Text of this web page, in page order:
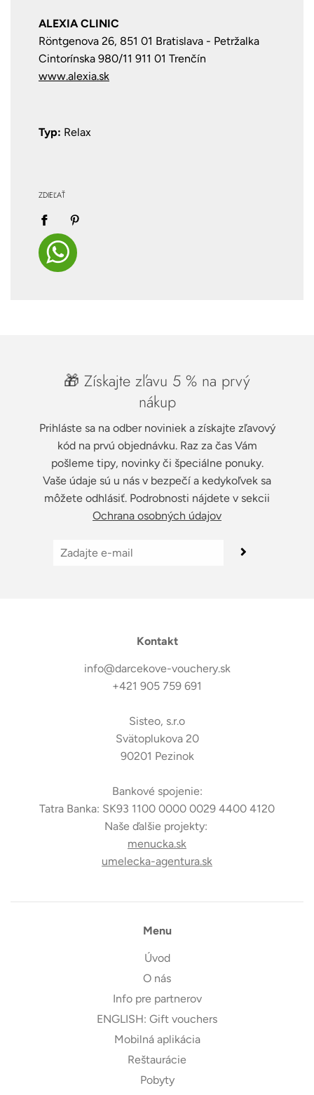
ALEXIA CLINIC
Röntgenova 26, 851 01 Bratislava - Petržalka
Cintorínska 980/11 911 01 Trenčín
www.alexia.sk
Typ: Relax
ZDIEĽAŤ
🎁 Získajte zľavu 5 % na prvý
nákup
Prihláste sa na odber noviniek a získajte zľavový
kód na prvú objednávku. Raz za čas Vám
pošleme tipy, novinky či špeciálne ponuky.
Vaše údaje sú u nás v bezpečí a kedykoľvek sa
môžete odhlásiť. Podrobnosti nájdete v sekcii
Ochrana osobných údajov
Kontakt
info@darcekove-vouchery.sk
+421 905 759 691
Sisteo, s.r.o
Svätoplukova 20
90201 Pezinok
Bankové spojenie:
Tatra Banka: SK93 1100 0000 0029 4400 4120
Naše ďalšie projekty:
menucka.sk
umelecka-agentura.sk
Menu
Úvod
O nás
Info pre partnerov
ENGLISH: Gift vouchers
Mobilná aplikácia
Reštaurácie
Pobyty